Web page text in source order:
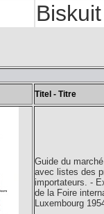
Biskuit
Titel - Titre
Guide du
avec listes des
importateurs. -
de la Foire
Luxembourg